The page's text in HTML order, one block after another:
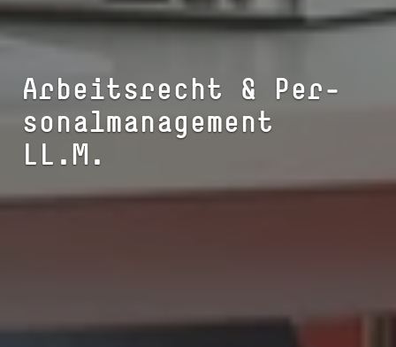
Arbeitsrecht & Per­
so­nal­ma­na­ge­ment
LL.M.